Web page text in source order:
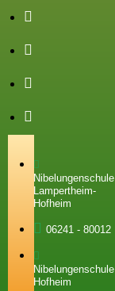
Nibelungenschule
Lampertheim-
Hofheim
06241 - 80012
Nibelungenschule
Hofheim